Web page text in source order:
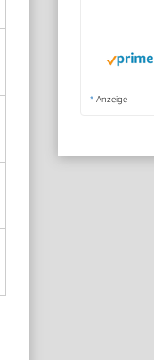
* Anzeige